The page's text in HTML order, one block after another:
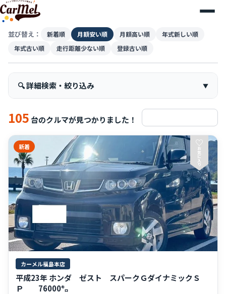
並び替え： 新着順 月額安い順 月額高い順
年式新しい順
年式古い順
走行距離少ない順 登録古い順
🔍 詳細検索・絞り込み
105 台のクルマが見つかりました！
新着 ♡
お
気
に
入
り
カーメル福島本店
平成23年 ホンダ ゼスト スパークＧダイナミックＳ
Ｐ 76000㌔